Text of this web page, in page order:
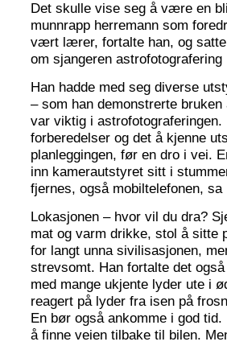
Det skulle vise seg å være en
munnrapp herremann som
vært lærer, fortalte han, og
om sjangeren astrofotografering
Han hadde med seg diverse
– som han demonstrerte
var viktig i
forberedelser og det å kjenne
planleggingen, før en dro i vei.
inn kamerautstyret sitt i
fjernes, også mobiltelefonen, sa
Lokasjonen – hvor vil du dra?
mat og varm drikke, stol å
for langt unna sivilisasjonen,
strevsomt. Han fortalte det
med mange ukjente lyder ute i
reagert på lyder fra isen på
En bør også ankomme i god
å finne veien tilbake til bilen.